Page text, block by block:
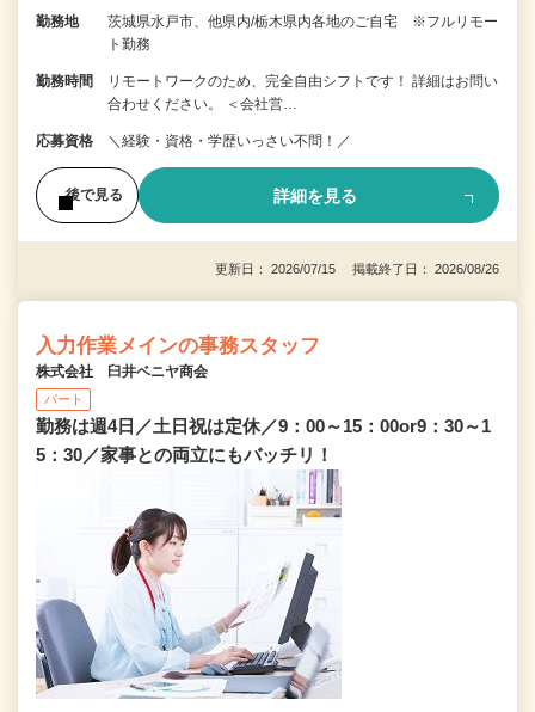
勤務地
茨城県水戸市、他県内/栃木県内各地のご自宅 ※フルリモー
ト勤務
勤務時間
リモートワークのため、完全自由シフトです！ 詳細はお問い
合わせください。 ＜会社営…
応募資格 ＼経験・資格・学歴いっさい不問！／
後で見る 詳細を見る
更新日： 2026/07/15 掲載終了日： 2026/08/26
入力作業メインの事務スタッフ
株式会社 臼井ベニヤ商会
パート
勤務は週4日／土日祝は定休／9：00～15：00or9：30～1
5：30／家事との両立にもバッチリ！